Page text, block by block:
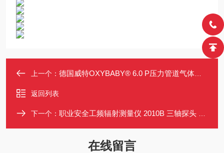
上一个： 德国威特OXYBABY® 6.0 P压力管道气体分析仪
返回列表
下一个： 职业安全工频辐射测量仪 2010B 三轴探头 数据存储分析
在线留言